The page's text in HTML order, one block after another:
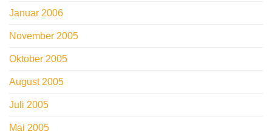
Januar 2006
November 2005
Oktober 2005
August 2005
Juli 2005
Mai 2005